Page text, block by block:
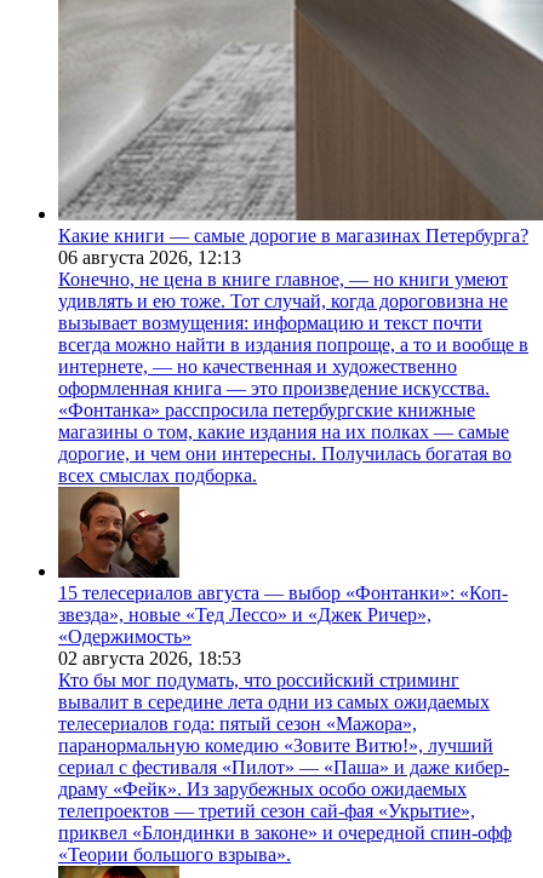
Какие книги — самые дорогие в магазинах Петербурга?
06 августа 2026, 12:13
Конечно, не цена в книге главное, — но книги умеют
удивлять и ею тоже. Тот случай, когда дороговизна не
вызывает возмущения: информацию и текст почти
всегда можно найти в издания попроще, а то и вообще в
интернете, — но качественная и художественно
оформленная книга — это произведение искусства.
«Фонтанка» расспросила петербургские книжные
магазины о том, какие издания на их полках — самые
дорогие, и чем они интересны. Получилась богатая во
всех смыслах подборка.
15 телесериалов августа — выбор «Фонтанки»: «Коп-
звезда», новые «Тед Лессо» и «Джек Ричер»,
«Одержимость»
02 августа 2026, 18:53
Кто бы мог подумать, что российский стриминг
вывалит в середине лета одни из самых ожидаемых
телесериалов года: пятый сезон «Мажора»,
паранормальную комедию «Зовите Витю!», лучший
сериал с фестиваля «Пилот» — «Паша» и даже кибер-
драму «Фейк». Из зарубежных особо ожидаемых
телепроектов — третий сезон сай-фая «Укрытие»,
приквел «Блондинки в законе» и очередной спин-офф
«Теории большого взрыва».